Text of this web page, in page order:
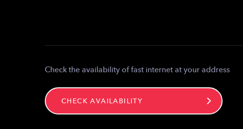
Check the availability of fast internet at your address
CHECK AVAILABILITY